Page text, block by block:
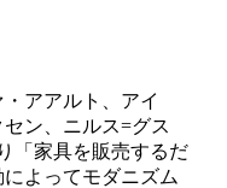
アアルト、アイ
ン、ニルス=グス
「家具を販売するだ
よってモダニズム